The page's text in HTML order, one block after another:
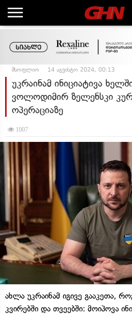
მსოფლიო 14 აგვისტო 2024, 00:13
უკრაინამ ინიციატივა
ვოლოდიმირ ზელენსკი
ოპერაციაზე
1007
ახლა უკრაინამ იგივე გააკეთა,
კვირებში და თვეებში: მოიპოვა